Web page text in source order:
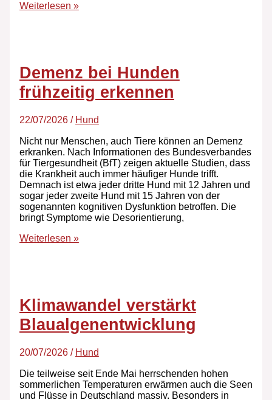
Weiterlesen »
Demenz bei Hunden
frühzeitig erkennen
22/07/2026 / Hund
Nicht nur Menschen, auch Tiere können an Demenz
erkranken. Nach Informationen des Bundesverbandes
für Tiergesundheit (BfT) zeigen aktuelle Studien, dass
die Krankheit auch immer häufiger Hunde trifft.
Demnach ist etwa jeder dritte Hund mit 12 Jahren und
sogar jeder zweite Hund mit 15 Jahren von der
sogenannten kognitiven Dysfunktion betroffen. Die
bringt Symptome wie Desorientierung,
Weiterlesen »
Klimawandel verstärkt
Blaualgenentwicklung
20/07/2026 / Hund
Die teilweise seit Ende Mai herrschenden hohen
sommerlichen Temperaturen erwärmen auch die Seen
und Flüsse in Deutschland massiv. Besonders in